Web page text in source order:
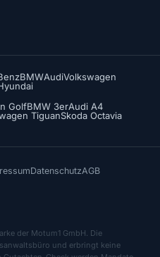
BMWAudiVolkswagen
GolfBMW 3erAudi A4
TiguanSkoda Octavia
DatenschutzAGB
der Motum1 GmbH. Die
und erbringt keine